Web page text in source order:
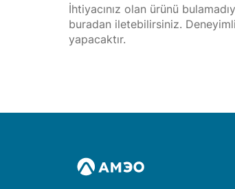
İhtiyacınız olan ürünü
buradan iletebilirsiniz.
yapacaktır.